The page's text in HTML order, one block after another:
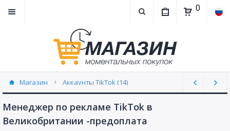
0
Магазин Аккаунты TikTok (14)
Менеджер по рекламе TikTok в
Великобритании -предоплата